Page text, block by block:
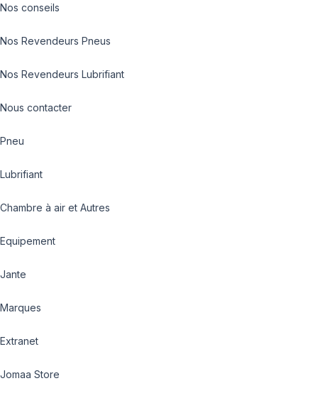
Nos conseils
Nos Revendeurs Pneus
Nos Revendeurs Lubrifiant
Nous contacter
Pneu
Lubrifiant
Chambre à air et Autres
Equipement
Jante
Marques
Extranet
Jomaa Store